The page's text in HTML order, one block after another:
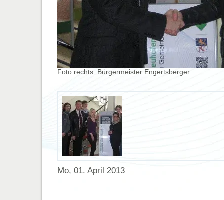
Foto rechts: Bürgermeister Engertsberger
Mo, 01. April 2013